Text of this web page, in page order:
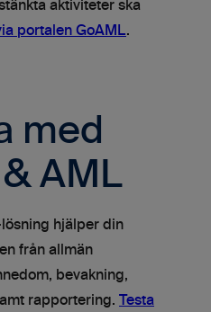
aktiviteter ska
portalen GoAML.
med
AML
hjälper din
från allmän
bevakning,
rapportering. Testa